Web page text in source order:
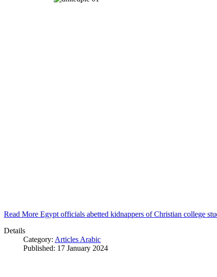
Read More Egypt officials abetted kidnappers of Christian college
Details
Category: Articles Arabic
Published: 17 January 2024